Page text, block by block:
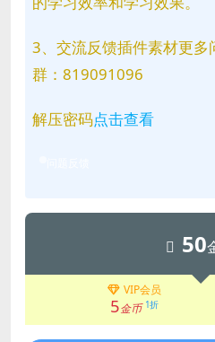
3、交流反馈插件素材更多
群：819091096
解压密码点击查看
50
VIP会员
5金币 1折